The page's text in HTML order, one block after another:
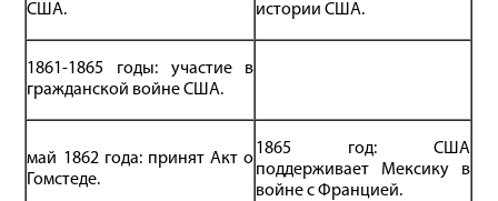
США.
истории США.
1861-1865 годы: участие в
гражданской войне США.
май 1862 года: принят Акт о
Гомстеде.
1865 год: США
поддерживает Мексику в
войне с Францией.